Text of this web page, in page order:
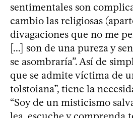
sentimentales son
cambio las religiosas
divagaciones que no me
[...] son de una pureza y
se asombraría”. Así de
que se admite víctima de
tolstoiana”, tiene la
“Soy de un misticismo